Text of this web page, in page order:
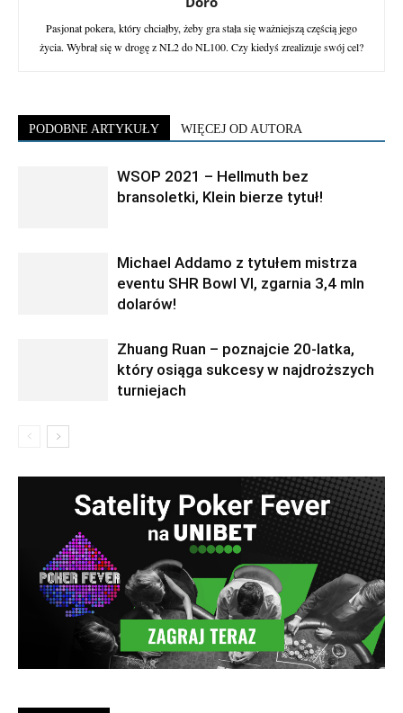
Pasjonat pokera, który chciałby, żeby gra stała się ważniejszą częścią jego
życia. Wybrał się w drogę z NL2 do NL100. Czy kiedyś zrealizuje swój cel?
PODOBNE ARTYKUŁY WIĘCEJ OD AUTORA
WSOP 2021 – Hellmuth bez
bransoletki, Klein bierze tytuł!
Michael Addamo z tytułem mistrza
eventu SHR Bowl VI, zgarnia 3,4 mln
dolarów!
Zhuang Ruan – poznajcie 20-latka,
który osiąga sukcesy w najdroższych
turniejach